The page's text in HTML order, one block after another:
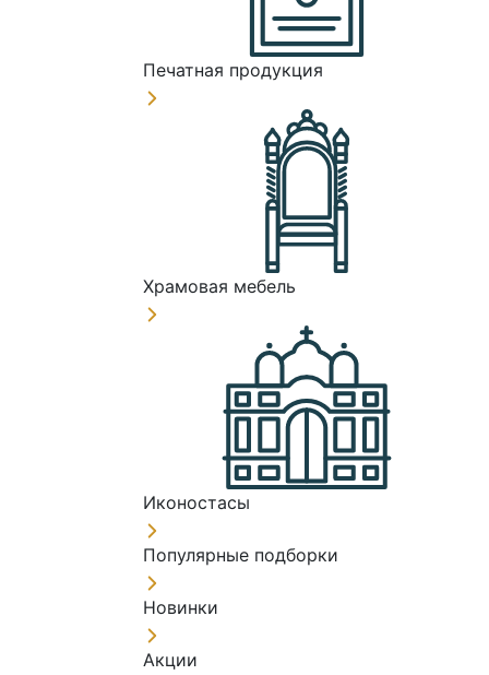
Печатная продукция
Храмовая мебель
Иконостасы
Популярные подборки
Новинки
Акции